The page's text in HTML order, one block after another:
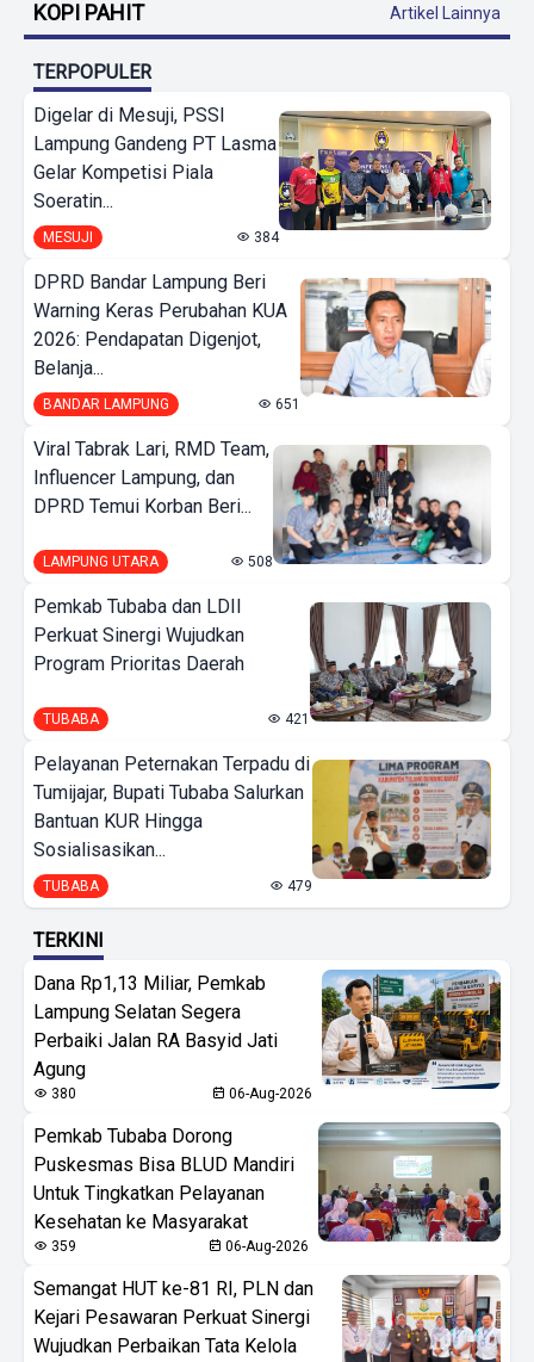
KOPI PAHIT Artikel Lainnya
TERPOPULER
Digelar di Mesuji, PSSI
Lampung Gandeng PT Lasma
Gelar Kompetisi Piala
Soeratin...
MESUJI 384
DPRD Bandar Lampung Beri
Warning Keras Perubahan KUA
2026: Pendapatan Digenjot,
Belanja...
BANDAR LAMPUNG 651
Viral Tabrak Lari, RMD Team,
Influencer Lampung, dan
DPRD Temui Korban Beri...
LAMPUNG UTARA 508
Pemkab Tubaba dan LDII
Perkuat Sinergi Wujudkan
Program Prioritas Daerah
TUBABA 421
Pelayanan Peternakan Terpadu di
Tumijajar, Bupati Tubaba Salurkan
Bantuan KUR Hingga
Sosialisasikan...
TUBABA 479
TERKINI
Dana Rp1,13 Miliar, Pemkab
Lampung Selatan Segera
Perbaiki Jalan RA Basyid Jati
Agung
380 06-Aug-2026
Pemkab Tubaba Dorong
Puskesmas Bisa BLUD Mandiri
Untuk Tingkatkan Pelayanan
Kesehatan ke Masyarakat
359 06-Aug-2026
Semangat HUT ke-81 RI, PLN dan
Kejari Pesawaran Perkuat Sinergi
Wujudkan Perbaikan Tata Kelola